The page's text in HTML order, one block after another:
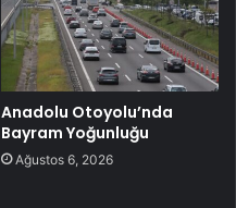
Anadolu Otoyolu’nda
Bayram Yoğunluğu
Ağustos 6, 2026